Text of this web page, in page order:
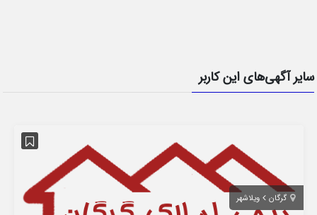
سایر آگهی‌های این کاربر
گرگان ویلاشهر